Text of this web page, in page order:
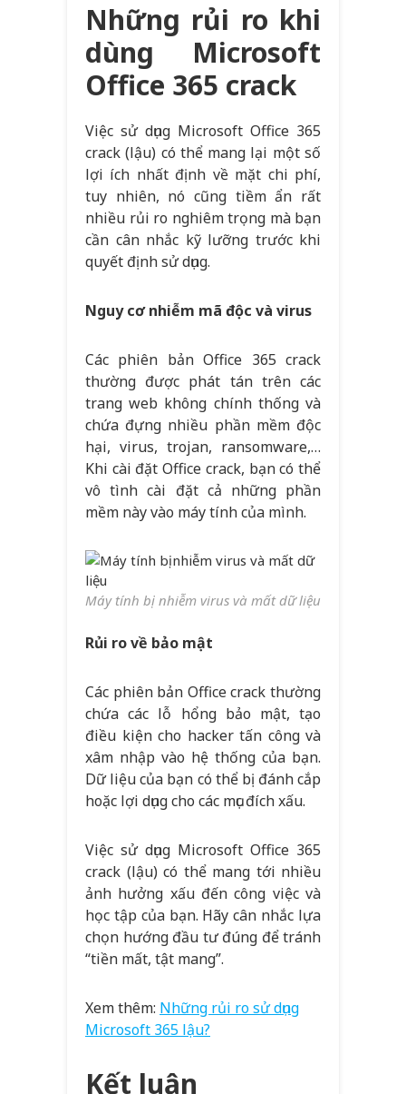
Những rủi ro khi
dùng Microsoft
Office 365 crack
Việc sử dụng Microsoft Office 365
crack (lậu) có thể mang lại một số
lợi ích nhất định về mặt chi phí,
tuy nhiên, nó cũng tiềm ẩn rất
nhiều rủi ro nghiêm trọng mà bạn
cần cân nhắc kỹ lưỡng trước khi
quyết định sử dụng.
Nguy cơ nhiễm mã độc và virus
Các phiên bản Office 365 crack
thường được phát tán trên các
trang web không chính thống và
chứa đựng nhiều phần mềm độc
hại, virus, trojan, ransomware,…
Khi cài đặt Office crack, bạn có thể
vô tình cài đặt cả những phần
mềm này vào máy tính của mình.
Máy tính bị nhiễm virus và mất dữ liệu
Rủi ro về bảo mật
Các phiên bản Office crack thường
chứa các lỗ hổng bảo mật, tạo
điều kiện cho hacker tấn công và
xâm nhập vào hệ thống của bạn.
Dữ liệu của bạn có thể bị đánh cắp
hoặc lợi dụng cho các mục đích xấu.
Việc sử dụng Microsoft Office 365
crack (lậu) có thể mang tới nhiều
ảnh hưởng xấu đến công việc và
học tập của bạn. Hãy cân nhắc lựa
chọn hướng đầu tư đúng để tránh
“tiền mất, tật mang”.
Xem thêm: Những rủi ro sử dụng
Microsoft 365 lậu?
Kết luận